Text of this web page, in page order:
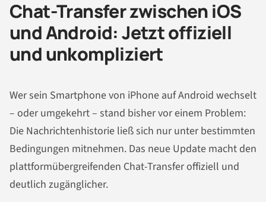
Chat-Transfer zwischen iOS
und Android: Jetzt offiziell
und unkompliziert
Wer sein Smartphone von iPhone auf Android wechselt
– oder umgekehrt – stand bisher vor einem Problem:
Die Nachrichtenhistorie ließ sich nur unter bestimmten
Bedingungen mitnehmen. Das neue Update macht den
plattformübergreifenden Chat-Transfer offiziell und
deutlich zugänglicher.